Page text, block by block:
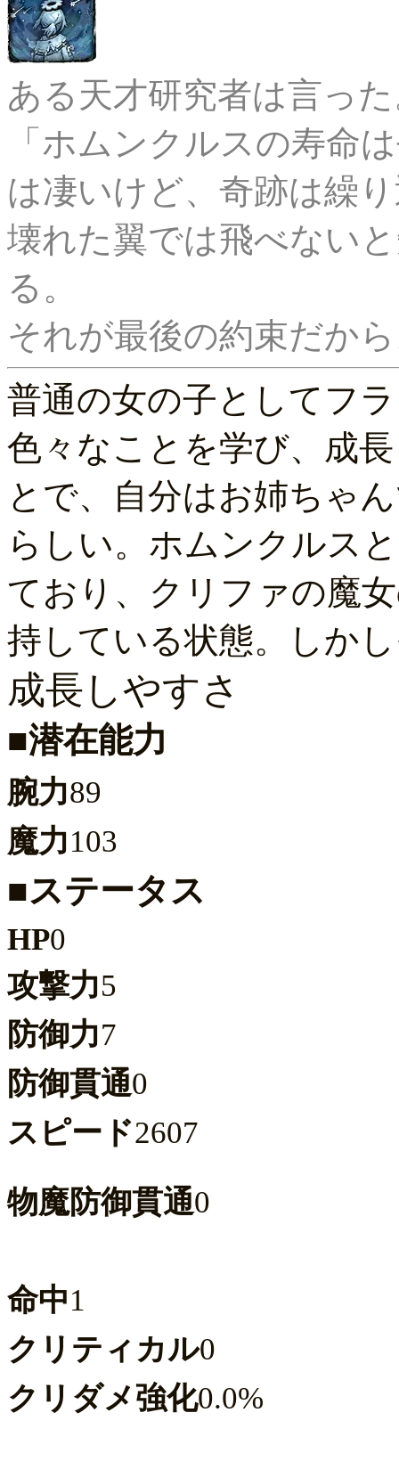
ある天才研究者は言っ
「ホムンクルスの寿命
は凄いけど、奇跡は繰
壊れた翼では飛べない
る。
普通の女の子としてフ
色々なことを学び、成
とで、自分はお姉ちゃ
らしい。ホムンクルス
ており、クリファの魔
持している状態。しか
成長しやすさ
■潜在能力
腕力89
魔力103
■ステータス
HP0
攻撃力5
防御力7
防御貫通0
スピード2607
物魔防御貫通0
命中1
クリティカル0
クリダメ強化0.0%